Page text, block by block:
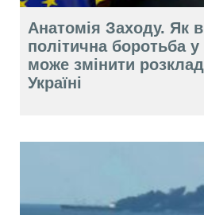
Анатомія Заходу. Як
політична боротьба
може змінити
Україні